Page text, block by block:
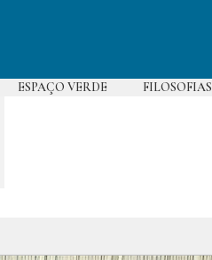
conteúdo
ESPAÇO VERDE FILOSOFIAS